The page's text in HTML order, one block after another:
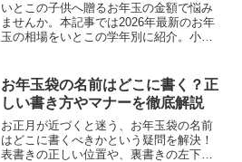
いとこの子供へ贈るお年玉の金額で悩み
ませんか。本記事では2026年最新のお年
玉の相場をいとこの学年別に紹介。小学
た。お年玉の相場をいとこと確認するコ
ツを掴み、親族トラブルを避けて安心の
正月を過ごしましょう。
お年玉袋の名前はどこに書く？正
しい書き方やマナーを徹底解説
お正月が近づくと迷う、お年玉袋の名前
はどこに書くべきかという疑問を解決！
表書きの正しい位置や、裏書きの左下に